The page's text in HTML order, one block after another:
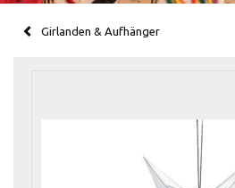
Girlanden & Aufhänger